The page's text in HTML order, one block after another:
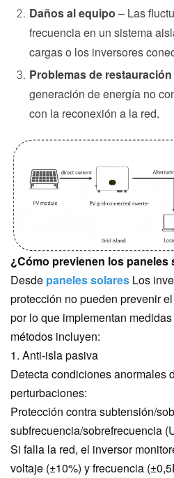
Daños al equipo – Las
frecuencia en un sistema
cargas o los inversores
Problemas de
generación de energía no
con la reconexión a la red.
¿Cómo previenen los paneles
Desde paneles solares Los
protección no pueden prevenir
por lo que implementan
métodos incluyen:
1. Anti-isla pasiva
Detecta condiciones anormales
perturbaciones:
Protección contra subtensión/
subfrecuencia/sobrefrecuencia
Si falla la red, el inversor
voltaje (±10%) y frecuencia